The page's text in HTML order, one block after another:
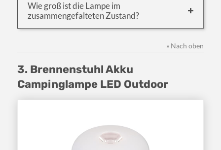
Wie groß ist die Lampe im
zusammengefalteten Zustand?
» Nach oben
3. Brennenstuhl Akku
Campinglampe LED Outdoor